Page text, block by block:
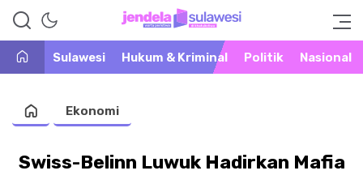
Jendela Sulawesi
Warta Peristiwa di Khatulistiwa
Sulawesi
Hukum & Kriminal Politik Nasional
Ekonomi
Swiss-Belinn Luwuk Hadirkan Mafia